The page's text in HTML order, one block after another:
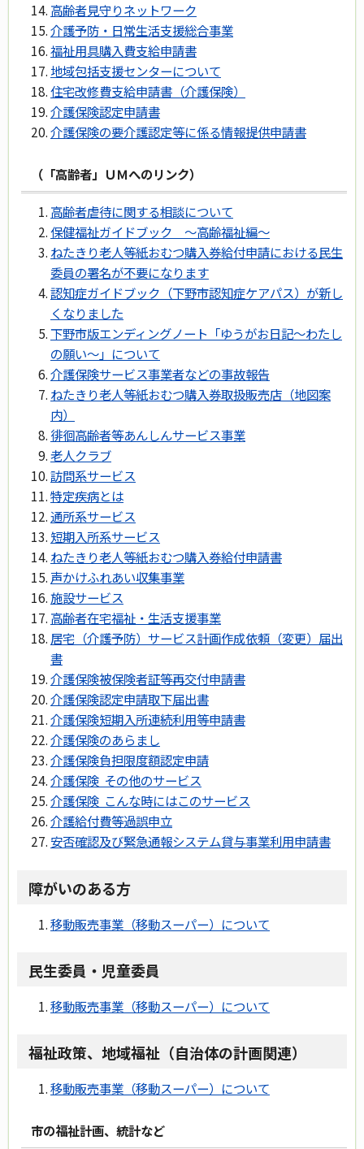
高齢者見守りネットワーク
介護予防・日常生活支援総合事業
福祉用具購入費支給申請書
地域包括支援センターについて
住宅改修費支給申請書（介護保険）
介護保険認定申請書
介護保険の要介護認定等に係る情報提供申請書
（「高齢者」ＵＭへのリンク）
高齢者虐待に関する相談について
保健福祉ガイドブック ～高齢福祉編～
ねたきり老人等紙おむつ購入券給付申請における民生
委員の署名が不要になります
認知症ガイドブック（下野市認知症ケアパス）が新し
くなりました
下野市版エンディングノート「ゆうがお日記～わたし
の願い～」について
介護保険サービス事業者などの事故報告
ねたきり老人等紙おむつ購入券取扱販売店（地図案
内）
徘徊高齢者等あんしんサービス事業
老人クラブ
訪問系サービス
特定疾病とは
通所系サービス
短期入所系サービス
ねたきり老人等紙おむつ購入券給付申請書
声かけふれあい収集事業
施設サービス
高齢者在宅福祉・生活支援事業
居宅（介護予防）サービス計画作成依頼（変更）届出
書
介護保険被保険者証等再交付申請書
介護保険認定申請取下届出書
介護保険短期入所連続利用等申請書
介護保険のあらまし
介護保険負担限度額認定申請
介護保険 その他のサービス
介護保険 こんな時にはこのサービス
介護給付費等過誤申立
安否確認及び緊急通報システム貸与事業利用申請書
障がいのある方
移動販売事業（移動スーパー）について
民生委員・児童委員
移動販売事業（移動スーパー）について
福祉政策、地域福祉（自治体の計画関連）
移動販売事業（移動スーパー）について
市の福祉計画、統計など